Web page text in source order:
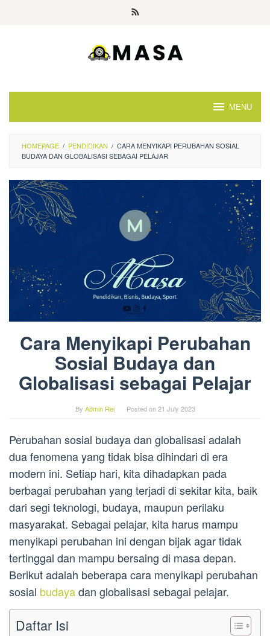
MENU
HOMEPAGE / PENDIDIKAN / CARA MENYIKAPI PERUBAHAN SOSIAL
BUDAYA DAN GLOBALISASI SEBAGAI PELAJAR
Cara Menyikapi Perubahan
Sosial Budaya dan
Globalisasi sebagai Pelajar
By Admin Rei Posted on21 July 2023
Perubahan sosial budaya dan globalisasi adalah
dua fenomena yang tidak bisa dihindari di era
modern ini. Setiap hari, kita dihadapkan pada
berbagai perubahan yang terjadi di sekitar kita, baik
dari segi teknologi, budaya, maupun perilaku
masyarakat. Sebagai pelajar, kita harus mampu
menyikapi perubahan ini dengan bijak agar tidak
tertinggal dan mampu bersaing di masa depan.
Berikut adalah beberapa cara menyikapi perubahan
sosial budayadan globalisasi sebagai pelajar.
Daftar Isi